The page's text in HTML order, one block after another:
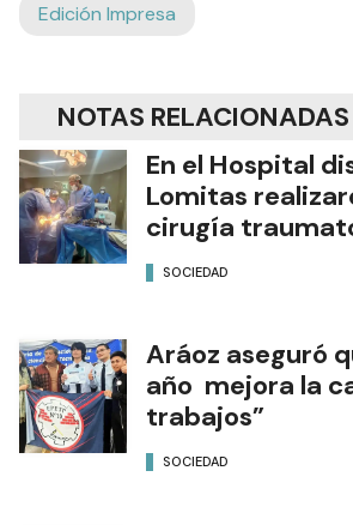
Edición Impresa
NOTAS RELACIONADAS
En el Hospital
Lomitas
cirugía
SOCIEDAD
Aráoz aseguró
año mejora la
trabajos”
SOCIEDAD